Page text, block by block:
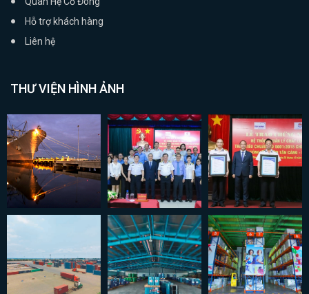
Hỗ trợ khách hàng
Liên hệ
THƯ VIỆN HÌNH ẢNH